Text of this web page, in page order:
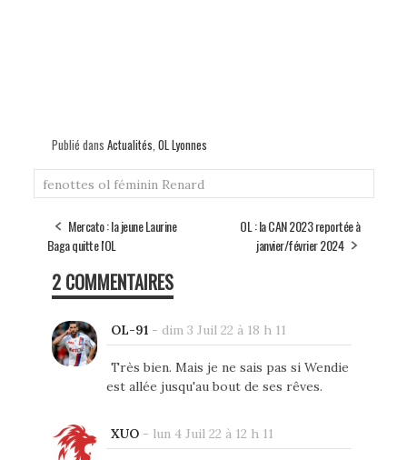
Publié dans Actualités, OL Lyonnes
fenottes ol féminin Renard
Mercato : la jeune Laurine
Baga quitte l'OL
OL : la CAN 2023 reportée à
janvier/février 2024
2 COMMENTAIRES
OL-91- dim 3 Juil 22 à 18 h 11
Très bien. Mais je ne sais pas si Wendie
est allée jusqu'au bout de ses rêves.
XUO- lun 4 Juil 22 à 12 h 11